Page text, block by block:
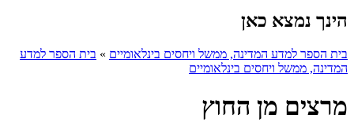
הינך נמצא כאן
בית הספר למדע המדינה, ממשל ויחסים בינלאומיים » בית הספר למדע
המדינה, ממשל ויחסים בינלאומיים
מרצים מן החוץ